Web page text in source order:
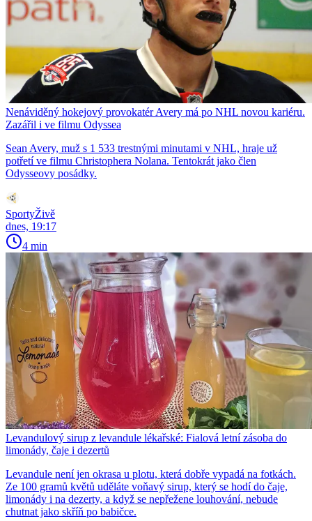
Nenáviděný hokejový provokatér Avery má po NHL novou kariéru.
Zazářil i ve filmu Odyssea
Sean Avery, muž s 1 533 trestnými minutami v NHL, hraje už
potřetí ve filmu Christophera Nolana. Tentokrát jako člen
Odysseovy posádky.
SportyŽivě
dnes, 19:17
4 min
Levandulový sirup z levandule lékařské: Fialová letní zásoba do
limonády, čaje i dezertů
Levandule není jen okrasa u plotu, která dobře vypadá na fotkách.
Ze 100 gramů květů uděláte voňavý sirup, který se hodí do čaje,
limonády i na dezerty, a když se nepřežene louhování, nebude
chutnat jako skříň po babičce.